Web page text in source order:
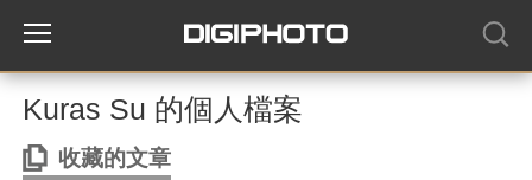
Kuras Su 的個人檔案
收藏的文章